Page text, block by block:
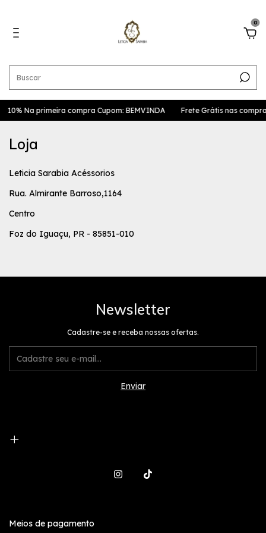
0
10% Na primeira compra Cupom: BEMVINDA Frete Grátis nas
Loja
Leticia Sarabia Acéssorios
Rua. Almirante Barroso,1164
Centro
Foz do Iguaçu, PR - 85851-010
Newsletter
Cadastre-se e receba nossas ofertas.
Meios de pagamento